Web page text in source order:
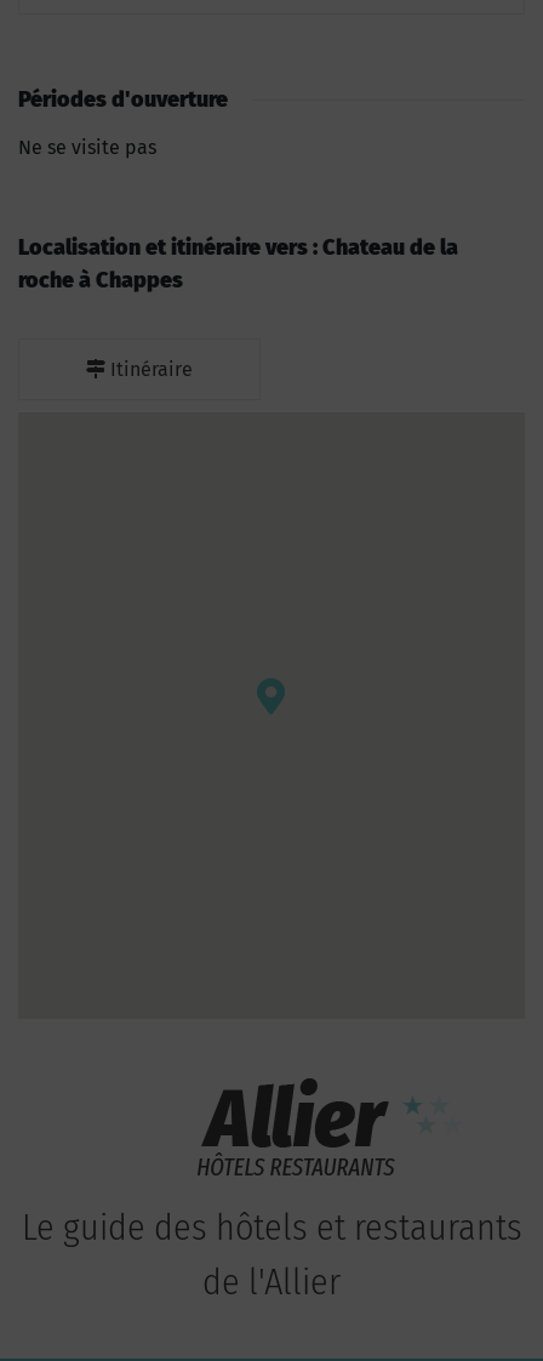
Périodes d'ouverture
Ne se visite pas
Localisation et itinéraire vers : Chateau de la
roche à Chappes
Itinéraire
Le guide des hôtels et restaurants
de l'Allier